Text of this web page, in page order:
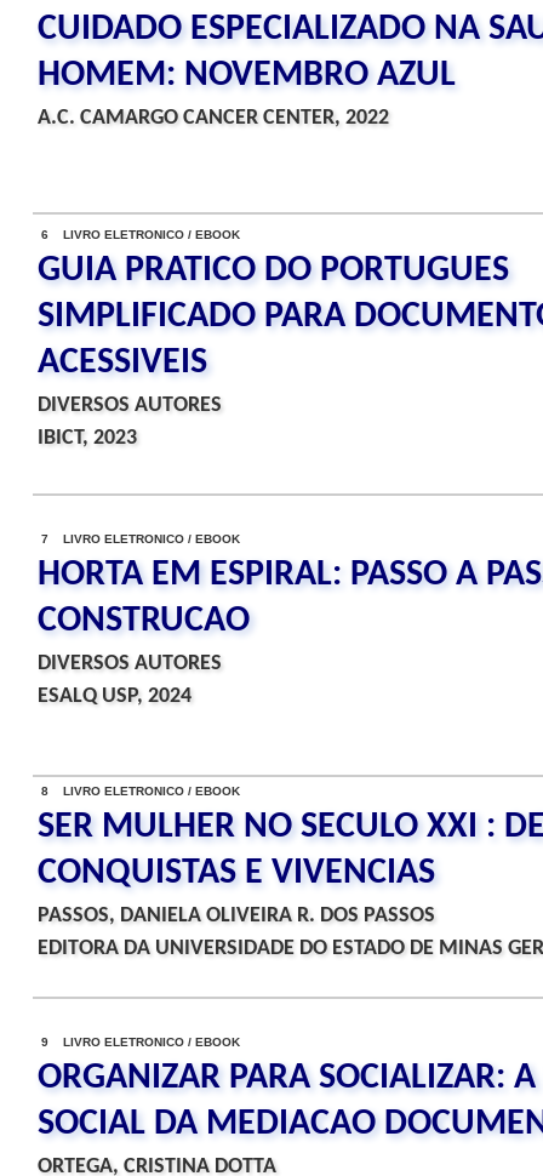
CUIDADO ESPECIALIZADO NA
HOMEM: NOVEMBRO AZUL
A.C. CAMARGO CANCER CENTER, 2022
6 LIVRO ELETRONICO / EBOOK
GUIA PRATICO DO PORTUGUES
SIMPLIFICADO PARA
ACESSIVEIS
DIVERSOS AUTORES
IBICT, 2023
7 LIVRO ELETRONICO / EBOOK
HORTA EM ESPIRAL: PASSO A
CONSTRUCAO
DIVERSOS AUTORES
ESALQ USP, 2024
8 LIVRO ELETRONICO / EBOOK
SER MULHER NO SECULO XXI :
CONQUISTAS E VIVENCIAS
PASSOS, DANIELA OLIVEIRA R. DOS PASSOS
EDITORA DA UNIVERSIDADE DO ESTADO DE MINAS
9 LIVRO ELETRONICO / EBOOK
ORGANIZAR PARA SOCIALIZAR:
SOCIAL DA MEDIACAO
ORTEGA, CRISTINA DOTTA